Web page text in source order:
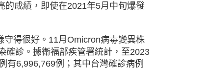
的成績，即使在2021年5月中旬爆發
得很好。11月Omicron病毒變異株
確診。據衛福部疾管署統計，至2023
有6,996,769例；其中台灣確診病例